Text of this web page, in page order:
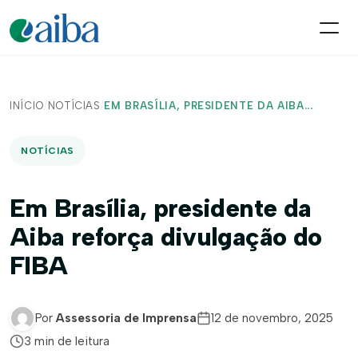
INÍCIO/ NOTÍCIAS / EM BRASÍLIA, PRESIDENTE DA AIBA...
NOTÍCIAS
Em Brasília, presidente da
Aiba reforça divulgação do
FIBA
Por Assessoria de Imprensa
12 de novembro, 2025
3 min de leitura